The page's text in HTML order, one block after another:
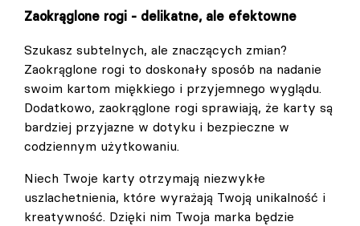
Zaokrąglone rogi - delikatne, ale efektowne
Szukasz subtelnych, ale znaczących zmian?
Zaokrąglone rogi to doskonały sposób na nadanie
swoim kartom miękkiego i przyjemnego wyglądu.
Dodatkowo, zaokrąglone rogi sprawiają, że karty są
bardziej przyjazne w dotyku i bezpieczne w
codziennym użytkowaniu.
Niech Twoje karty otrzymają niezwykłe
uszlachetnienia, które wyrażają Twoją unikalność i
kreatywność. Dzięki nim Twoja marka będzie